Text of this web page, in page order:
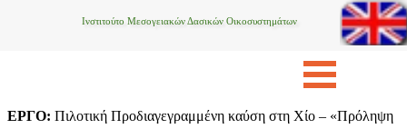
Ινστιτούτο Μεσογειακών Δασικών Οικοσυστημάτων
ΕΡΓΟ: Πιλοτική Προδιαγεγραμμένη καύση στη Χίο – «Πρόληψη